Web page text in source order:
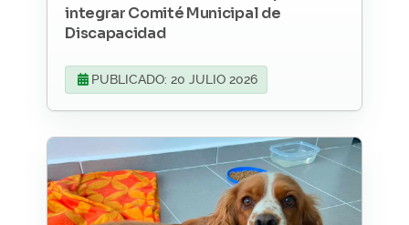
integrar Comité Municipal de
Discapacidad
PUBLICADO: 20 JULIO 2026